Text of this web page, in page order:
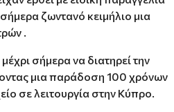
ζωντανό κειμήλιο μια
.
σήμερα να διατηρεί την
μια παράδοση 100 χρόνων
σε λειτουργία στην Κύπρο.